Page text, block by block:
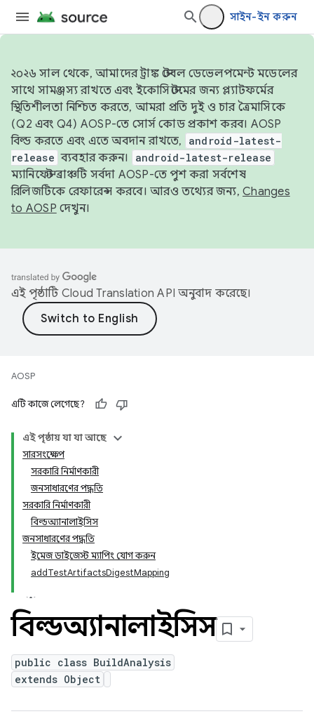
সাইন-ইন করুন
২০২৬ সাল থেকে, আমাদের ট্রাঙ্ক স্টেবল ডেভেলপমেন্ট মডেলের
সাথে সামঞ্জস্য রাখতে এবং ইকোসিস্টেমের জন্য প্ল্যাটফর্মের
স্থিতিশীলতা নিশ্চিত করতে, আমরা প্রতি দুই ও চার ত্রৈমাসিকে
(Q2 এবং Q4) AOSP-তে সোর্স কোড প্রকাশ করব। AOSP
বিল্ড করতে এবং এতে অবদান রাখতে,
android-latest-
release ব্যবহার করুন। android-latest-release
ম্যানিফেস্ট ব্রাঞ্চটি সর্বদা AOSP-তে পুশ করা সর্বশেষ
রিলিজটিকে রেফারেন্স করবে। আরও তথ্যের জন্য, Changes
to AOSP দেখুন।
এই পৃষ্ঠাটি Cloud Translation API অনুবাদ করেছে।
AOSP
এটি কাজে লেগেছে?
এই পৃষ্ঠায় যা যা আছে
সারসংক্ষেপ
সরকারি নির্মাণকারী
জনসাধারণের পদ্ধতি
সরকারি নির্মাণকারী
বিল্ডঅ্যানালাইসিস
জনসাধারণের পদ্ধতি
ইমেজ ডাইজেস্ট ম্যাপিং যোগ করুন
addTestArtifactsDigestMapping
বিল্ডঅ্যানালাইসিস
public class BuildAnalysis
extends Object